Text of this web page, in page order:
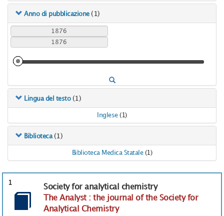
Anno di pubblicazione (1)
Lingua del testo (1)
Inglese (1)
Biblioteca (1)
Biblioteca Medica Statale (1)
1
Society for analytical chemistry
The Analyst : the journal of the Society for
Analytical Chemistry